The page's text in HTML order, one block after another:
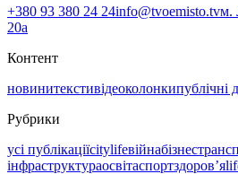
+380 93 380 24 24info@tvoemisto.tvм.
20а
Контент
новинитекстивідеоколонкипублічні
Рубрики
усі публікаціїcitylifeвійнабізнес
інфраструктураосвітаспортздоровʼя